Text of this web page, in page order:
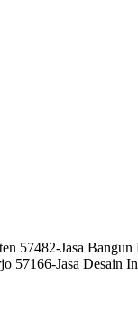
Jasa
Jasa Desain